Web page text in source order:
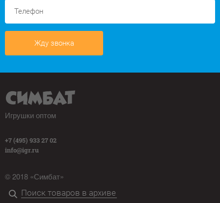
Жду звонка
Игрушки оптом
+7 (495) 933 27 02
info@igr.ru
© 2018 «Симбат»